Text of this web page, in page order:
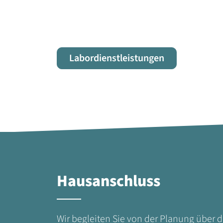
Labordienstleistungen
Hausanschluss
Wir begleiten Sie von der Planung über